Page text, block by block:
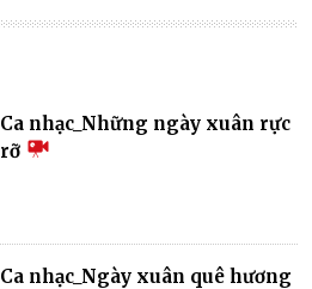
Ca nhạc_Những ngày xuân rực
rỡ
Ca nhạc_Ngày xuân quê hương